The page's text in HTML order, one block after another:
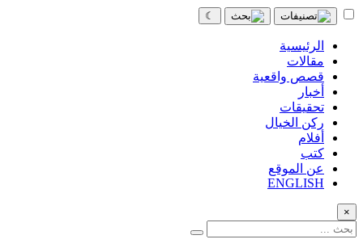
☾
الرئيسية
مقالات
قصص واقعية
أخبار
تحقيقات
ركن الخيال
أفلام
كتب
عن الموقع
ENGLISH
×